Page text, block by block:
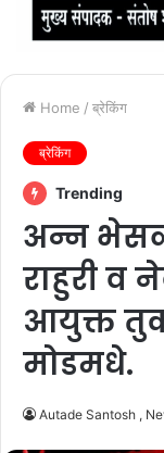
Home / ब्रेकिंग
ब्रेकिंग
Trending
अन्न भेसळ
राहुरी व
आयुक्त
मोडमधे.
Autade Santosh ,